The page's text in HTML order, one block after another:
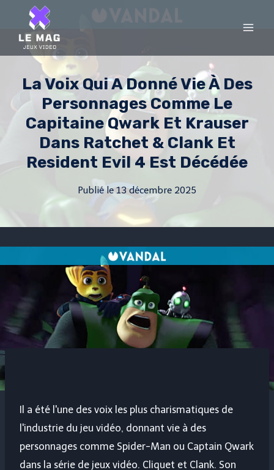
content
La Voix Qui A Donné Vie À Des
Personnages Comme Le
Capitaine Qwark Et Krauser
Dans Ratchet & Clank Et
Resident Evil 4 Est Décédée
Publié le13 décembre 2025
Il a été l'une des voix les plus charismatiques de
l'industrie du jeu vidéo, donnant vie à des
personnages comme Spider-Man ou Captain Qwark
dans la série de jeux vidéo. Cliquet et Clank. Son